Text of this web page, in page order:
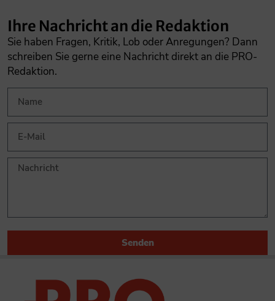
Ihre Nachricht an die Redaktion
Sie haben Fragen, Kritik, Lob oder Anregungen? Dann
schreiben Sie gerne eine Nachricht direkt an die PRO-
Redaktion.
Senden